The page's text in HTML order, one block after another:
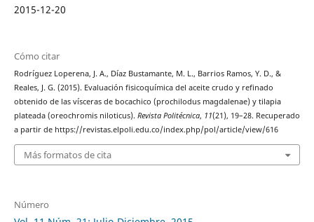
2015-12-20
Cómo citar
Rodríguez Loperena, J. A., Díaz Bustamante, M. L., Barrios Ramos, Y. D., &
Reales, J. G. (2015). Evaluación fisicoquímica del aceite crudo y refinado
obtenido de las vísceras de bocachico (prochilodus magdalenae) y tilapia
plateada (oreochromis niloticus). Revista Politécnica, 11(21), 19–28. Recuperado
a partir de https://revistas.elpoli.edu.co/index.php/pol/article/view/616
Más formatos de cita
Número